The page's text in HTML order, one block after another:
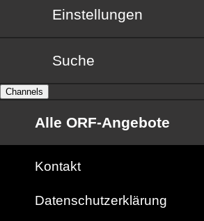
Einstellungen
Suche
Channels
Alle ORF-Angebote
Kontakt
Datenschutzerklärung